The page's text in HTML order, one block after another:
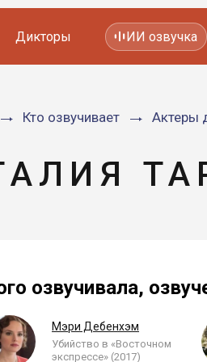
Мультфильмов
Дикторы ИИ озвучка
Кто озвучивает Актеры
озвучивала,
Мэри Дебенхэм
Убийство в «Восточном
экспрессе» (2017)